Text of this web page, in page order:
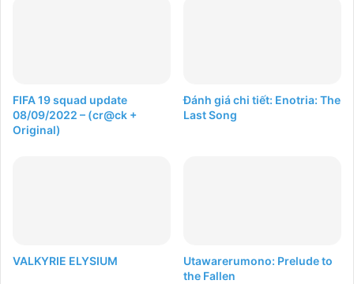
FIFA 19 squad update
08/09/2022 – (cr@ck +
Original)
Đánh giá chi tiết: Enotria: The
Last Song
VALKYRIE ELYSIUM
Utawarerumono: Prelude to
the Fallen